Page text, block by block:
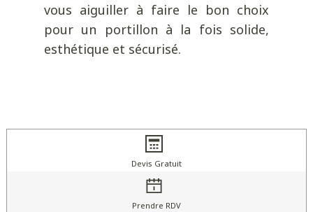
vous aiguiller à faire le bon choix
pour un portillon à la fois solide,
esthétique et sécurisé.
Devis Gratuit
Prendre RDV